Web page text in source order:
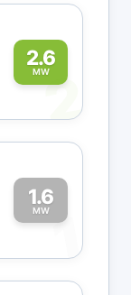
2.6
MW2
1.6
MW1